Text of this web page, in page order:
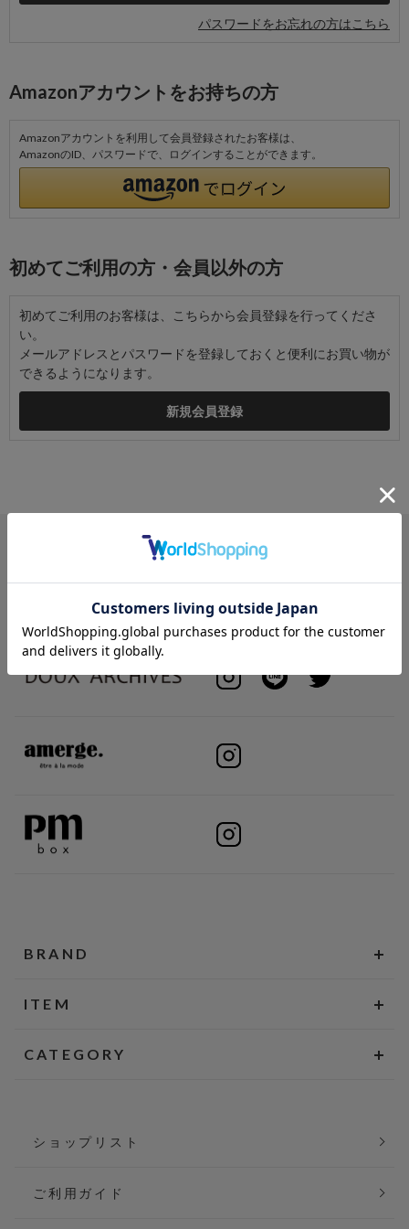
パスワードをお忘れの方はこちら
Amazonアカウントをお持ちの方
Amazonアカウントを利用して会員登録されたお客様は、
AmazonのID、パスワードで、ログインすることができます。
初めてご利用の方・会員以外の方
初めてご利用のお客様は、こちらから会員登録を行ってくださ
い。
メールアドレスとパスワードを登録しておくと便利にお買い物が
できるようになります。
BRAND
ITEM
CATEGORY
ショップリスト
ご利用ガイド